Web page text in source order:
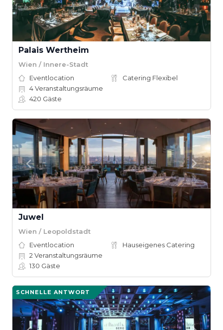
Palais Wertheim
Wien / Innere-Stadt
Eventlocation
Catering Flexibel
4Veranstaltungsräume
420 Gäste
Juwel
Wien / Leopoldstadt
Eventlocation
Hauseigenes Catering
2 Veranstaltungsräume
130 Gäste
SCHNELLE ANTWORT